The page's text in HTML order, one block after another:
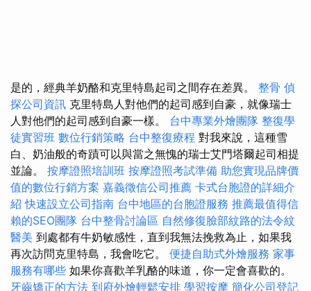
是的，經典羊奶酪和克里特島起司之間存在差異。 整骨 偵
探公司資訊 克里特島人對他們的起司感到自豪，就像瑞士
人對他們的起司感到自豪一樣。 台中專業外燴團隊 整復學
徒實習班 數位行銷策略 台中整復療程 對我來說，這種雪
白、奶油般的奇蹟可以與當之無愧的瑞士艾門塔爾起司相提
並論。 按摩證照培訓班 按摩證照考試準備 助您實現品牌價
值的數位行銷方案 嘉義徵信公司推薦 卡式台胞證的詳細介
紹 快速設立公司指南 台中地區的台胞證服務 推薦最值得信
賴的SEO團隊 台中整骨討論區 自然修復臉部紋路的法令紋
醫美 到處都有牛奶敏感性，直到我無法挽救為止，如果我
再次訪問克里特島，我會吃它。 便捷自助式外燴服務 家事
服務有哪些 如果你喜歡羊乳酪的味道，你一定會喜歡的。
牙齒矯正的方法 到府外燴輕鬆安排 學習按摩 簡化公司登記